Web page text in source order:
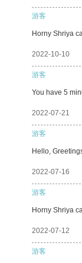
游客
Horny Shriya
2022-10-10
游客
You have 5
2022-07-21
游客
Hello,
2022-07-16
游客
Horny Shriya
2022-07-12
游客